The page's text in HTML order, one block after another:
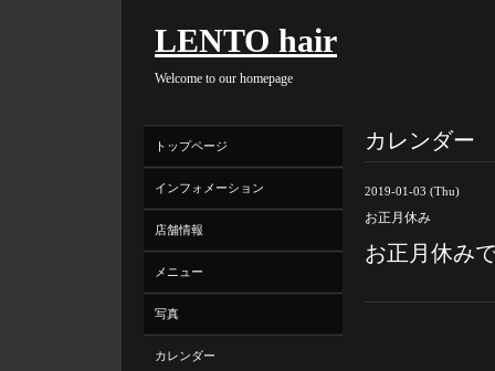
LENTO hair
Welcome to our homepage
カレンダー
2019-01-03 (Thu)
お正月休み
お正月休み
トップページ
インフォメーション
店舗情報
メニュー
写真
カレンダー